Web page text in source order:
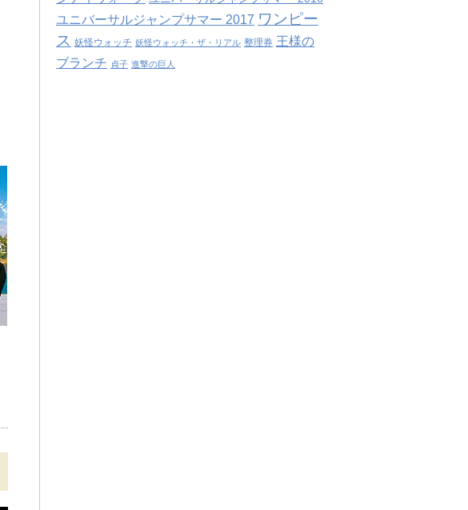
ユニバーサルジャンプサマー 2017 ワンピー
ス 妖怪ウォッチ 妖怪ウォッチ・ザ・リアル 整理券 王様の
ブランチ 貞子 進撃の巨人